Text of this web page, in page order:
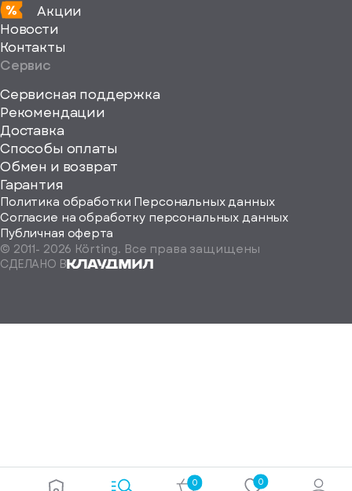
Акции
Новости
Контакты
Сервис
Сервисная поддержка
Рекомендации
Доставка
Способы оплаты
Обмен и возврат
Гарантия
Политика обработки Персональных данных
Согласие на обработку персональных данных
Публичная оферта
© 2011- 2026 Körting. Все права защищены
СДЕЛАНО В
0 0
Определить
на-